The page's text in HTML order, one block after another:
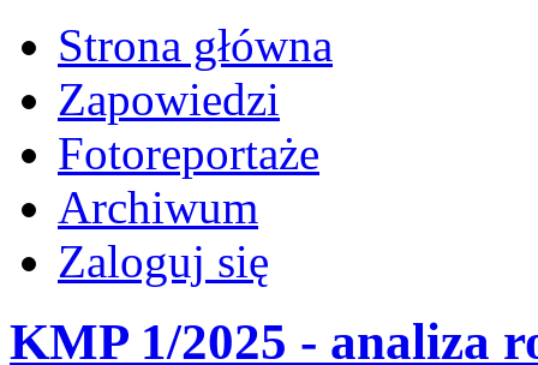
Strona główna
Zapowiedzi
Fotoreportaże
Archiwum
Zaloguj się
KMP 1/2025 - analiza